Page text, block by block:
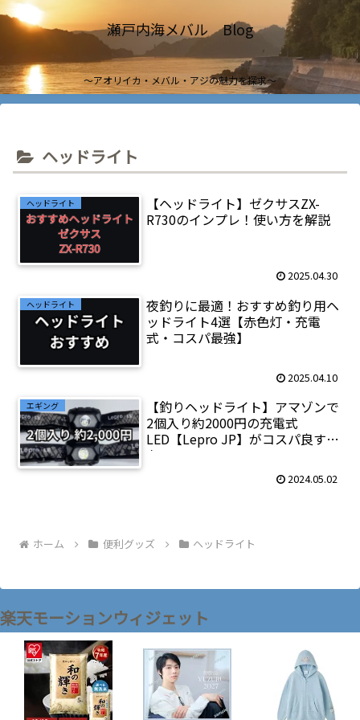
瀬戸内海メバル Blog
～アオリイカ・メバル・アジの魅力を探求～
ヘッドライト
ヘッドライト
【ヘッドライト】ゼクサスZX-
R730のインプレ！使い方を解説
2025.04.30
ヘッドライト
夜釣りに最適！おすすめ釣り用ヘ
ッドライト4選【赤色灯・充電
式・コスパ最強】
2025.04.10
エギング
【釣りヘッドライト】アマゾンで
2個入り約2000円の充電式
LED【Lepro JP】がコスパ良すぎ
た
2024.05.02
ホーム 便利グッズ ヘッドライト
楽天モーションウィジェット